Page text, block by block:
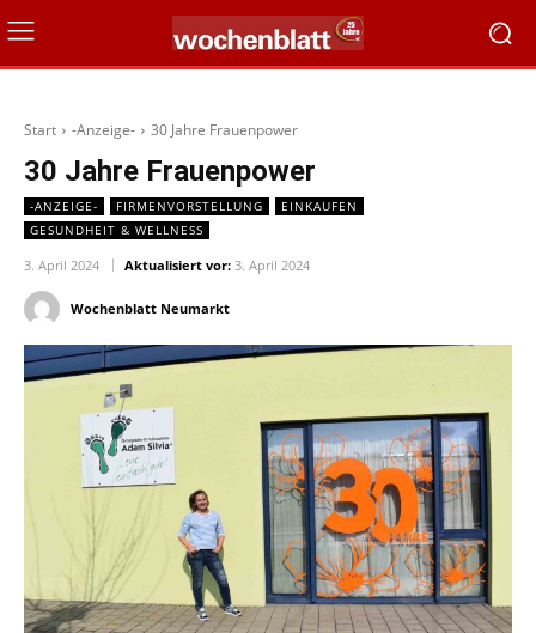
Start -Anzeige- 30 Jahre Frauenpower
30 Jahre Frauenpower
-ANZEIGE- FIRMENVORSTELLUNG
EINKAUFEN
GESUNDHEIT & WELLNESS
3. April 2024 Aktualisiert vor: 3. April 2024
Wochenblatt Neumarkt